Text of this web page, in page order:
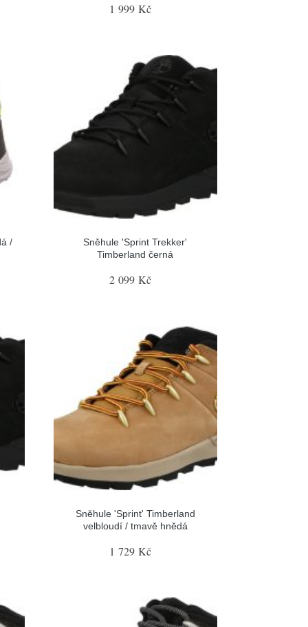
1 999 Kč
/
Sněhule 'Sprint Trekker'
Timberland černá
2 099 Kč
Sněhule 'Sprint' Timberland
velbloudí / tmavě hnědá
1 729 Kč